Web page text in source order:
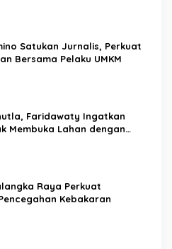
Satukan Jurnalis, Perkuat
Bersama Pelaku UMKM
Faridawaty Ingatkan
Membuka Lahan dengan
Raya Perkuat
Kebakaran